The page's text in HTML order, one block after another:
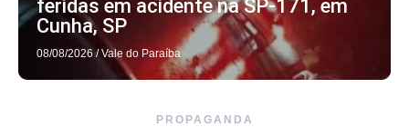
feridas em acidente na SP-171, em
Cunha, SP
08/08/2026 / Vale do Paraíba
PROPAGANDA